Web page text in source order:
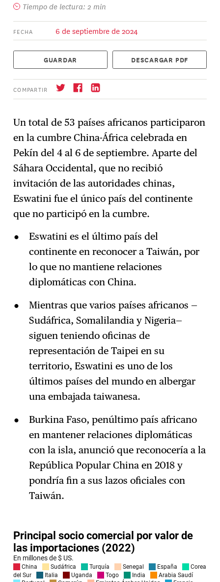
Tiempo de lectura: 2 min
FECHA 6 de septiembre de 2024
GUARDAR DESCARGAR PDF
COMPARTIR
→ Suscríbase
Un total de 53 países africanos participaron
en la cumbre China-África celebrada en
Pekín del 4 al 6 de septiembre. Aparte del
Sáhara Occidental, que no recibió
invitación de las autoridades chinas,
Eswatini fue el único país del continente
que no participó en la cumbre.
Eswatini es el último país del
continente en reconocer a Taiwán, por
lo que no mantiene relaciones
diplomáticas con China.
Mientras que varios países africanos —
Sudáfrica, Somalilandia y Nigeria—
siguen teniendo oficinas de
representación de Taipei en su
territorio, Eswatini es uno de los
últimos países del mundo en albergar
una embajada taiwanesa.
Burkina Faso, penúltimo país africano
en mantener relaciones diplomáticas
con la isla, anunció que reconocería a la
República Popular China en 2018 y
pondría fin a sus lazos oficiales con
Taiwán.